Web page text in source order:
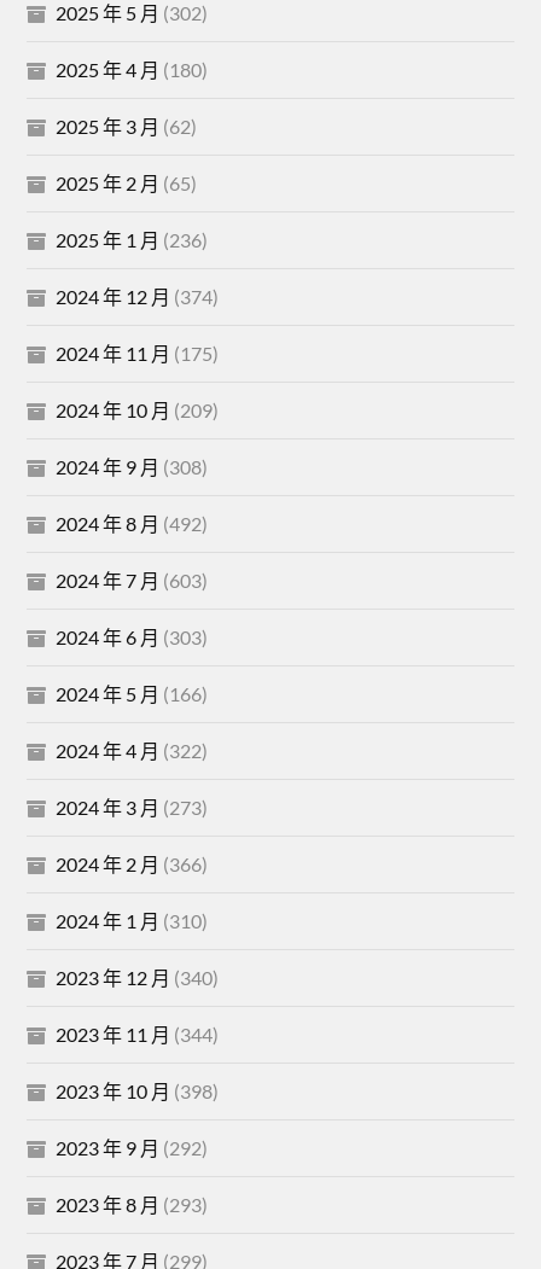
2025 年 5 月 (302)
2025 年 4 月 (180)
2025 年 3 月 (62)
2025 年 2 月 (65)
2025 年 1 月 (236)
2024 年 12 月 (374)
2024 年 11 月 (175)
2024 年 10 月 (209)
2024 年 9 月 (308)
2024 年 8 月 (492)
2024 年 7 月 (603)
2024 年 6 月 (303)
2024 年 5 月 (166)
2024 年 4 月 (322)
2024 年 3 月 (273)
2024 年 2 月 (366)
2024 年 1 月 (310)
2023 年 12 月 (340)
2023 年 11 月 (344)
2023 年 10 月 (398)
2023 年 9 月 (292)
2023 年 8 月 (293)
2023 年 7 月 (299)